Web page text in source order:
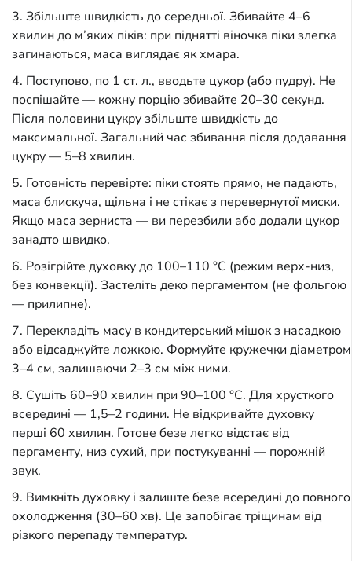
Збільште швидкість до середньої. Збивайте 4–6
хвилин до м’яких піків: при піднятті віночка піки злегка
загинаються, маса виглядає як хмара.
Поступово, по 1 ст. л., вводьте цукор (або пудру). Не
поспішайте — кожну порцію збивайте 20–30 секунд.
Після половини цукру збільште швидкість до
максимальної. Загальний час збивання після додавання
цукру — 5–8 хвилин.
Готовність перевірте: піки стоять прямо, не падають,
маса блискуча, щільна і не стікає з перевернутої миски.
Якщо маса зерниста — ви перезбили або додали цукор
занадто швидко.
Розігрійте духовку до 100–110 °C (режим верх-низ,
без конвекції). Застеліть деко пергаментом (не фольгою
— прилипне).
Перекладіть масу в кондитерський мішок з насадкою
або відсаджуйте ложкою. Формуйте кружечки діаметром
3–4 см, залишаючи 2–3 см між ними.
Сушіть 60–90 хвилин при 90–100 °C. Для хрусткого
всередині — 1,5–2 години. Не відкривайте духовку
перші 60 хвилин. Готове безе легко відстає від
пергаменту, низ сухий, при постукуванні — порожній
звук.
Вимкніть духовку і залиште безе всередині до повного
охолодження (30–60 хв). Це запобігає тріщинам від
різкого перепаду температур.